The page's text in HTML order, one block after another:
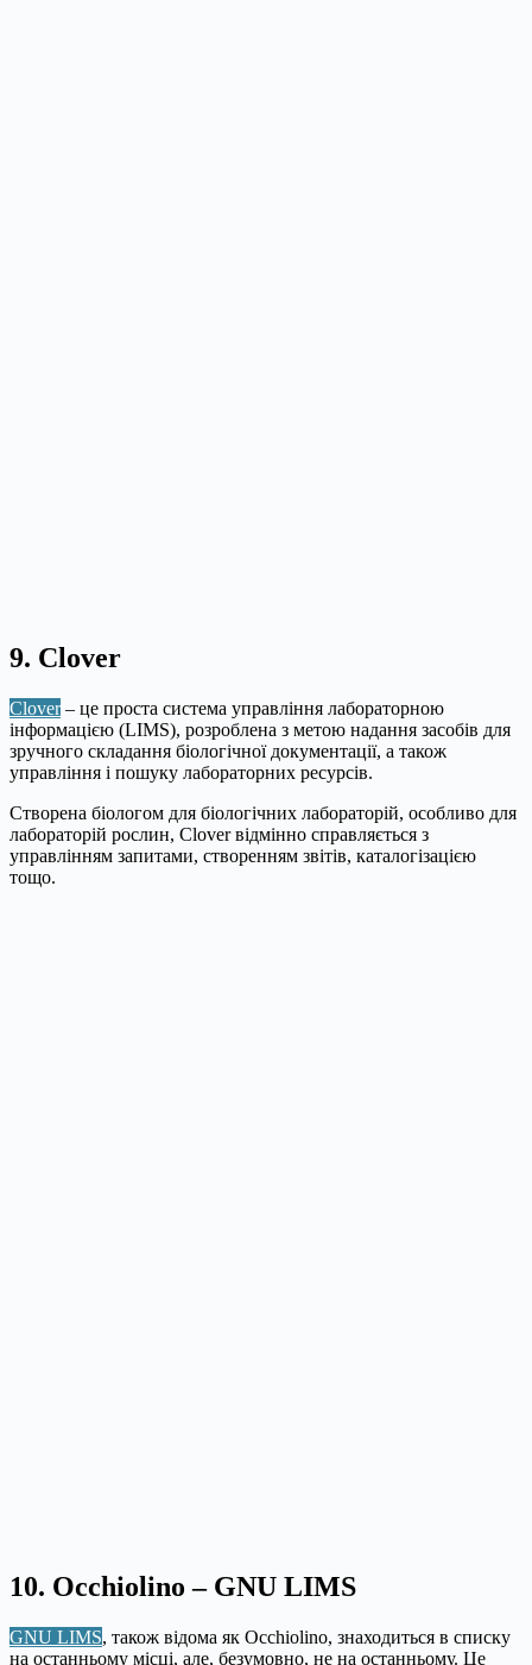
9. Clover
Clover – це проста система управління лабораторною
інформацією (LIMS), розроблена з метою надання засобів для
зручного складання біологічної документації, а також
управління і пошуку лабораторних ресурсів.
Створена біологом для біологічних лабораторій, особливо для
лабораторій рослин, Clover відмінно справляється з
управлінням запитами, створенням звітів, каталогізацією
тощо.
10. Occhiolino – GNU LIMS
GNU LIMS, також відома як Occhiolino, знаходиться в списку
на останньому місці, але, безумовно, не на останньому. Це